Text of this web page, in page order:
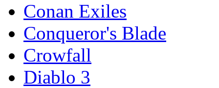
Conan Exiles
Conqueror's Blade
Crowfall
Diablo 3